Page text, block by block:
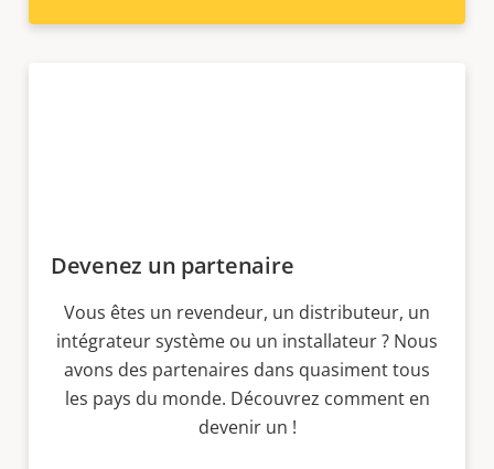
Devenez un partenaire
Vous êtes un revendeur, un distributeur, un
intégrateur système ou un installateur ? Nous
avons des partenaires dans quasiment tous
les pays du monde. Découvrez comment en
devenir un !